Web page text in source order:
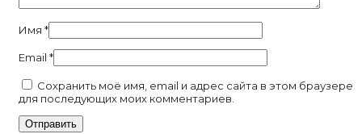
Имя *
Email *
Сохранить моё имя, email и адрес сайта в этом браузере
для последующих моих комментариев.